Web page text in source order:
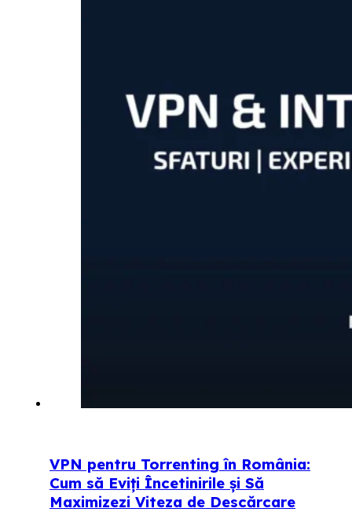
VPN pentru Torrenting în România:
Cum să Eviți Încetinirile și Să
Maximizezi Viteza de Descărcare